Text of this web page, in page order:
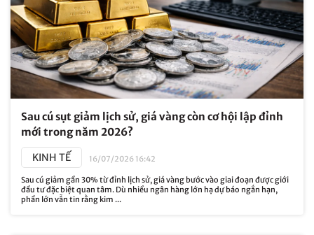
Sau cú sụt giảm lịch sử, giá vàng còn cơ hội lập đỉnh
mới trong năm 2026?
KINH TẾ 16/07/2026 16:42
Sau cú giảm gần 30% từ đỉnh lịch sử, giá vàng bước vào giai đoạn được giới
đầu tư đặc biệt quan tâm. Dù nhiều ngân hàng lớn hạ dự báo ngắn hạn,
phần lớn vẫn tin rằng kim ...